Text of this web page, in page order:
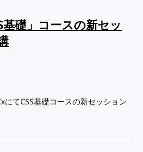
基礎」コースの新セッ
にてCSS基礎コースの新セッション